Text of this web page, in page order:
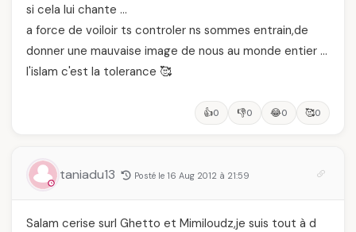
si cela lui chante …
a force de voiloir ts controler ns sommes entrain,de
donner une mauvaise image de nous au monde entier …
l'islam c'est la tolerance 🥰
👍0 👎0 😂0 🥰0
taniadu13 Posté le 16 Aug 2012 à 21:59
Salam cerise surl Ghetto et Mimiloudz,je suis tout à d